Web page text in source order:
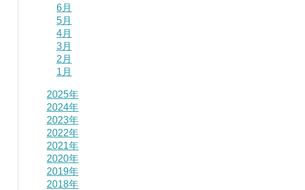
6月
5月
4月
3月
2月
1月
2025年
2024年
2023年
2022年
2021年
2020年
2019年
2018年